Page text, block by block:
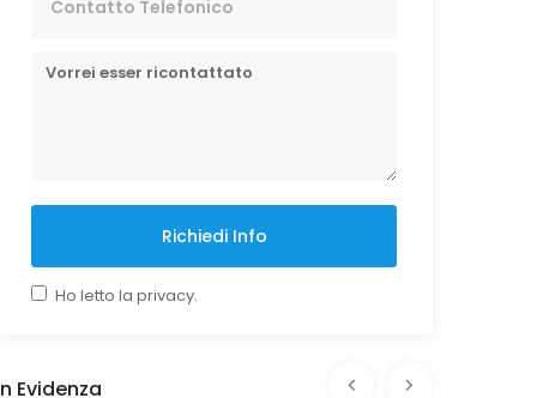
Richiedi Info
Ho letto la privacy.
Evidenza